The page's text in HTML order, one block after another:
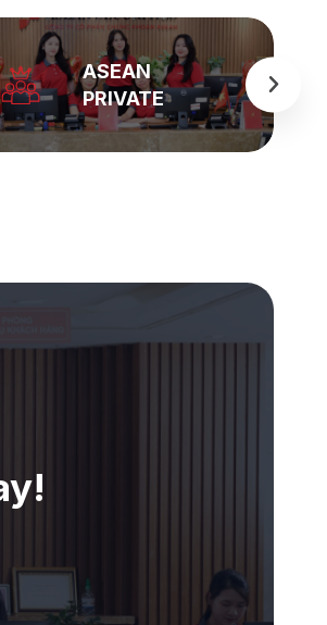
ASEAN
PRIVATE